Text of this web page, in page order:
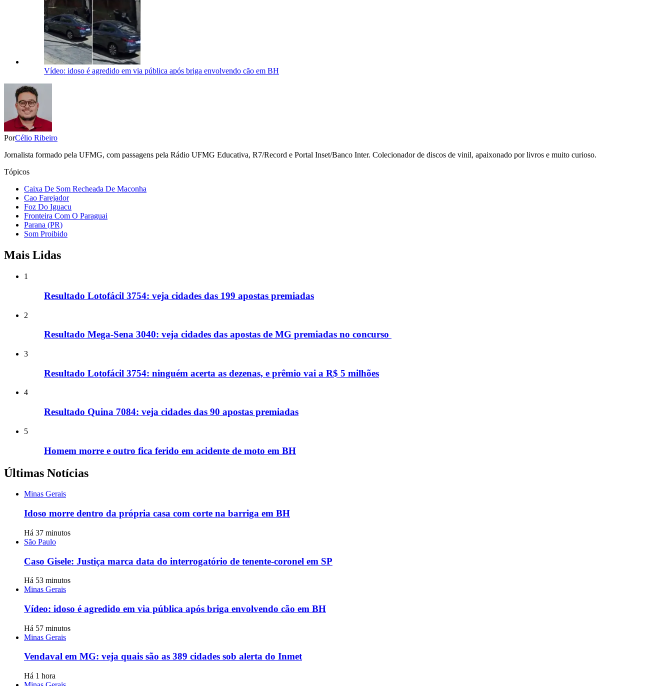
Vídeo: idoso é agredido em via pública após briga envolvendo cão em BH
PorCélio Ribeiro
Jornalista formado pela UFMG, com passagens pela Rádio UFMG Educativa, R7/Record e Portal Inset/Banco Inter. Colecionador de discos de vinil, apaixonado por livros e muito curioso.
Tópicos
Caixa De Som Recheada De Maconha
Cao Farejador
Foz Do Iguacu
Fronteira Com O Paraguai
Parana (PR)
Som Proibido
Mais Lidas
1
Resultado Lotofácil 3754: veja cidades das 199 apostas premiadas
2
Resultado Mega-Sena 3040: veja cidades das apostas de MG premiadas no concurso
3
Resultado Lotofácil 3754: ninguém acerta as dezenas, e prêmio vai a R$ 5 milhões
4
Resultado Quina 7084: veja cidades das 90 apostas premiadas
5
Homem morre e outro fica ferido em acidente de moto em BH
Últimas Notícias
Minas Gerais
Idoso morre dentro da própria casa com corte na barriga em BH
Há 37 minutos
São Paulo
Caso Gisele: Justiça marca data do interrogatório de tenente-coronel em SP
Há 53 minutos
Minas Gerais
Vídeo: idoso é agredido em via pública após briga envolvendo cão em BH
Há 57 minutos
Minas Gerais
Vendaval em MG: veja quais são as 389 cidades sob alerta do Inmet
Há 1 hora